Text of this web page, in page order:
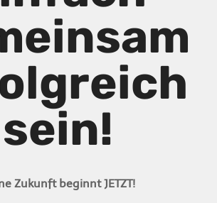
sein!
Zukunft beginnt JETZT!